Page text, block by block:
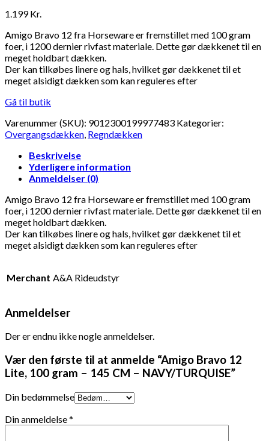
1.199Kr.
Amigo Bravo 12 fra Horseware er fremstillet med 100 gram
foer, i 1200 dernier rivfast materiale. Dette gør dækkenet til en
meget holdbart dækken.
Der kan tilkøbes linere og hals, hvilket gør dækkenet til et
meget alsidigt dækken som kan reguleres efter
Gå til butik
Varenummer (SKU): 9012300199977483 Kategorier:
Overgangsdækken, Regndækken
Beskrivelse
Yderligere information
Anmeldelser (0)
Amigo Bravo 12 fra Horseware er fremstillet med 100 gram
foer, i 1200 dernier rivfast materiale. Dette gør dækkenet til en
meget holdbart dækken.
Der kan tilkøbes linere og hals, hvilket gør dækkenet til et
meget alsidigt dækken som kan reguleres efter
Merchant A&A Rideudstyr
Anmeldelser
Der er endnu ikke nogle anmeldelser.
Vær den første til at anmelde “Amigo Bravo 12
Lite, 100 gram – 145 CM – NAVY/TURQUISE”
Din bedømmelse
Din anmeldelse*